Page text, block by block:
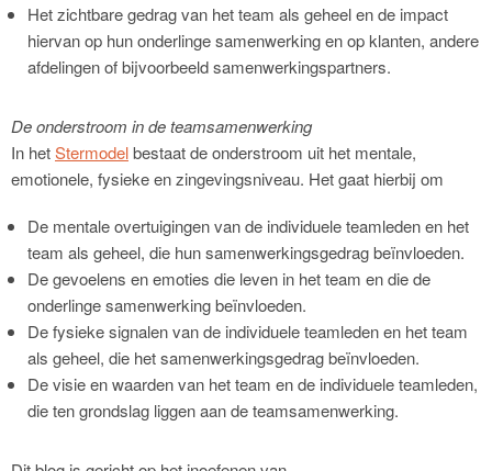
Het zichtbare gedrag van het team als geheel en de impact
hiervan op hun onderlinge samenwerking en op klanten, andere
afdelingen of bijvoorbeeld samenwerkingspartners.
De onderstroom in de teamsamenwerking
In hetStermodelbestaat de onderstroom uit het mentale,
emotionele, fysieke en zingevingsniveau. Het gaat hierbij om
De mentale overtuigingen van de individuele teamleden en het
team als geheel, die hun samenwerkingsgedrag beïnvloeden.
De gevoelens en emoties die leven in het team en die de
onderlinge samenwerking beïnvloeden.
De fysieke signalen van de individuele teamleden en het team
als geheel, die het samenwerkingsgedrag beïnvloeden.
De visie en waarden van het team en de individuele teamleden,
die ten grondslag liggen aan de teamsamenwerking.